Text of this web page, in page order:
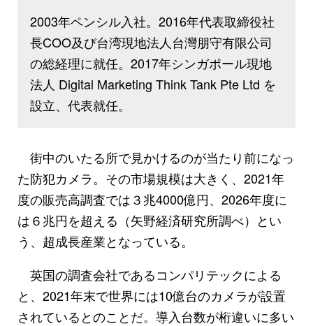
2003年ペンシル入社。2016年代表取締役社
長COO及び台湾現地法人台灣朋守有限公司
の総経理に就任。2017年シンガポール現地
法人 Digital Marketing Think Tank Pte Ltd を
設立、代表就任。
街中のいたる所で見かけるのが当たり前になっ
た防犯カメラ。その市場規模は大きく、2021年
度の販売高調査では３兆4000億円、2026年度に
は６兆円を超える（矢野経済研究所調べ）とい
う、超成長産業となっている。
英国の調査会社であるコンパリテックによる
と、2021年末で世界には10億台のカメラが設置
されているとのことだ。導入台数が桁違いに多い